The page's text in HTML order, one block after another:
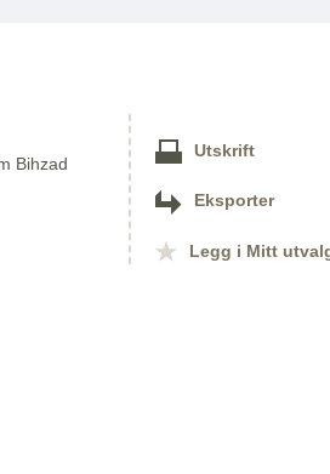
Bihzad
Utskrift
Eksporter
Legg i Mitt